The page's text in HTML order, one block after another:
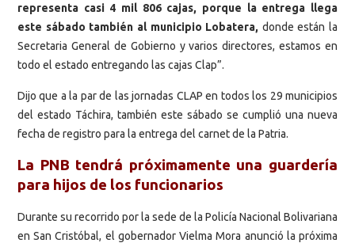
representa casi 4 mil 806 cajas, porque la entrega llega
este sábado también al municipio Lobatera, donde están la
Secretaria General de Gobierno y varios directores, estamos en
todo el estado entregando las cajas Clap”.
Dijo que a la par de las jornadas CLAP en todos los 29 municipios
del estado Táchira, también este sábado se cumplió una nueva
fecha de registro para la entrega del carnet de la Patria.
La PNB tendrá próximamente una guardería
para hijos de los funcionarios
Durante su recorrido por la sede de la Policía Nacional Bolivariana
en San Cristóbal, el gobernador Vielma Mora anunció la próxima